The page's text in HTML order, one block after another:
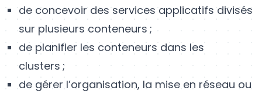
de concevoir des services applicatifs divisés
sur plusieurs conteneurs ;
de planifier les conteneurs dans les
clusters ;
de gérer l’organisation, la mise en réseau ou